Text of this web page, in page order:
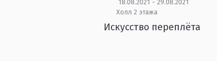
18.08.2021 - 29.08.2021
Холл 2 этажа
Искусство переплёта